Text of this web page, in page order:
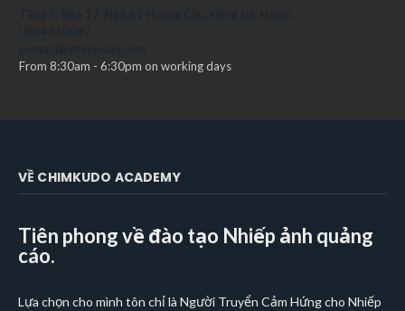
From 8:30am - 6:30pm on working days
VỀ CHIMKUDO ACADEMY
Tiên phong về đào tạo Nhiếp ảnh quảng
cáo.
Lựa chọn cho mình tôn chỉ là Người Truyển Cảm Hứng cho Nhiếp